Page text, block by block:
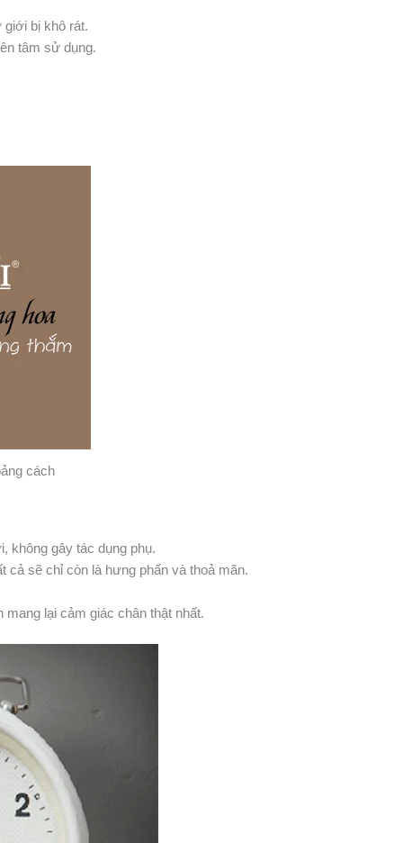
bị khô rát.
tâm sử dụng.
cách
không gây tác dụng phụ.
cả sẽ chỉ còn là hưng phấn và thoả mãn.
lại cảm giác chân thật nhất.